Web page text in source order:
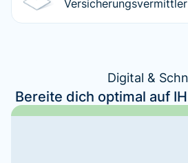
Versicherungsvermittler
Digital &
Bereite dich optimal auf